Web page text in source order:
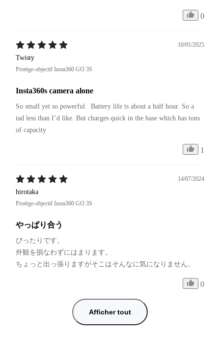
0
10/01/2025
Twisty
Protège-objectif Insta360 GO 3S
Insta360s camera alone
So small yet so powerful.  Battery life is about a half hour. So a
tad less than I’d like. But charges quick in the base which has tons
of capacity
1
14/07/2024
hirotaka
Protège-objectif Insta360 GO 3S
やっぱり合う
ぴったりです。
外観を損なわずにはまります。
ちょっと出っ張りますがそこはそんなに気になりません。
0
Afficher tout